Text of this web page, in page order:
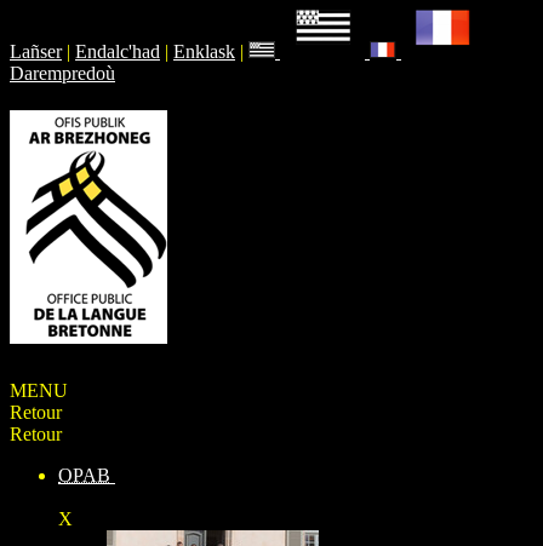
Lañser | Endalc'had | Enklask |
Darempredoù
MENU
Retour
Retour
OPAB
X